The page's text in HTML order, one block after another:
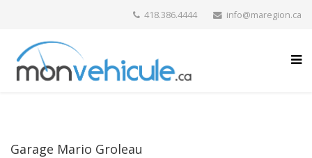
418.386.4444 info@maregion.ca
Garage Mario Groleau